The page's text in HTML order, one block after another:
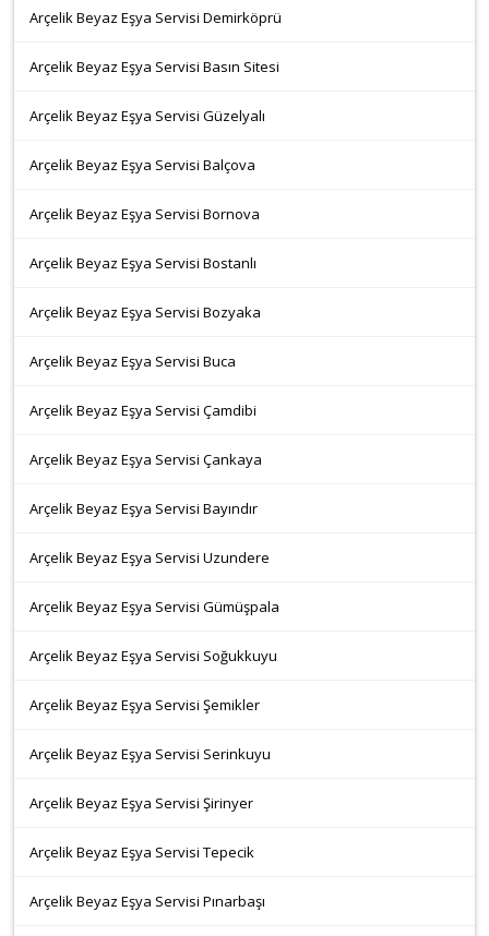
Arçelik Beyaz Eşya Servisi Demirköprü
Arçelik Beyaz Eşya Servisi Basın Sitesi
Arçelik Beyaz Eşya Servisi Güzelyalı
Arçelik Beyaz Eşya Servisi Balçova
Arçelik Beyaz Eşya Servisi Bornova
Arçelik Beyaz Eşya Servisi Bostanlı
Arçelik Beyaz Eşya Servisi Bozyaka
Arçelik Beyaz Eşya Servisi Buca
Arçelik Beyaz Eşya Servisi Çamdibi
Arçelik Beyaz Eşya Servisi Çankaya
Arçelik Beyaz Eşya Servisi Bayındır
Arçelik Beyaz Eşya Servisi Uzundere
Arçelik Beyaz Eşya Servisi Gümüşpala
Arçelik Beyaz Eşya Servisi Soğukkuyu
Arçelik Beyaz Eşya Servisi Şemikler
Arçelik Beyaz Eşya Servisi Serinkuyu
Arçelik Beyaz Eşya Servisi Şirinyer
Arçelik Beyaz Eşya Servisi Tepecik
Arçelik Beyaz Eşya Servisi Pınarbaşı